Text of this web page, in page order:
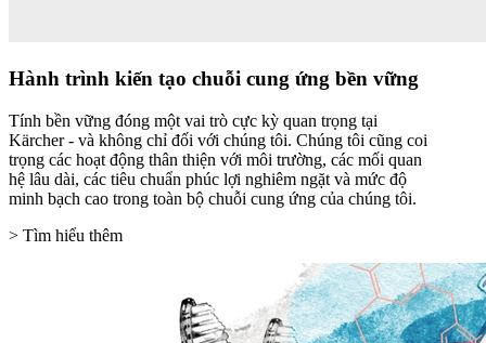
Hành trình kiến tạo chuỗi cung ứng bền vững
Tính bền vững đóng một vai trò cực kỳ quan trọng tại
Kärcher - và không chỉ đối với chúng tôi. Chúng tôi cũng coi
trọng các hoạt động thân thiện với môi trường, các mối quan
hệ lâu dài, các tiêu chuẩn phúc lợi nghiêm ngặt và mức độ
minh bạch cao trong toàn bộ chuỗi cung ứng của chúng tôi.
> Tìm hiểu thêm